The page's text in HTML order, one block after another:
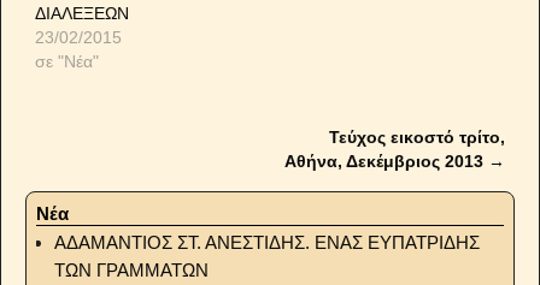
ΔΙΑΛΕΞΕΩΝ
23/02/2015
σε "Νέα"
Τεύχος εικοστό τρίτο,
Αθήνα, Δεκέμβριος 2013 →
Νέα
ΑΔΑΜΑΝΤΙΟΣ ΣΤ. ΑΝΕΣΤΙΔΗΣ. ΕΝΑΣ ΕΥΠΑΤΡΙΔΗΣ
ΤΩΝ ΓΡΑΜΜΑΤΩΝ